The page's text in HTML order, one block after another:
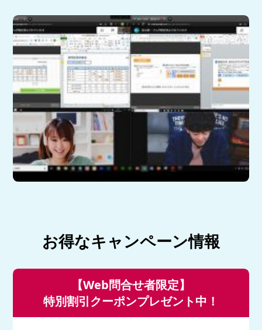
お得なキャンペーン情報
【Web問合せ者限定】
特別割引クーポンプレゼント中！